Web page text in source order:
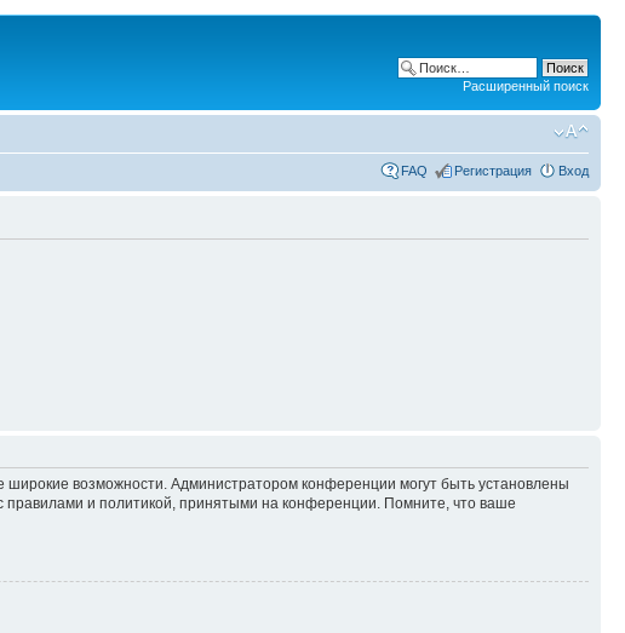
Расширенный поиск
FAQ Регистрация Вход
возможности. Администратором конференции могут быть установлены
правилами и политикой, принятыми на конференции. Помните, что ваше